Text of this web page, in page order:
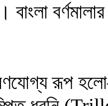
। বাংলা
রূপ হলো